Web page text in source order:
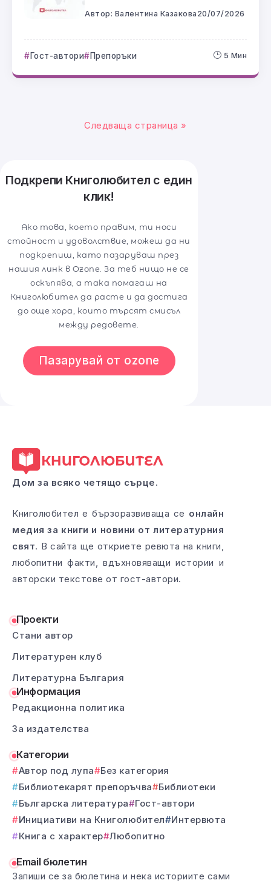
Автор: Валентина Казакова 20/07/2026
Гост-автори Препоръки 5 Мин
Следваща страница »
Подкрепи Книголюбител с един
клик!
Ако това, което правим, ти носи
стойност и удоволствие, можеш да ни
подкрепиш, като пазаруваш през
нашия линк в Ozone. За теб нищо не се
оскъпява, а така помагаш на
Книголюбител да расте и да достига
до още хора, които търсят смисъл
между редовете.
Пазарувай от ozone
Дом за всяко четящо сърце.
Книголюбител е бързоразвиваща се онлайн
медия за книги и новини от литературния
свят. В сайта ще откриете ревюта на книги,
любопитни факти, вдъхновяващи истории и
авторски текстове от гост-автори.
Проекти
Стани автор
Литературен клуб
Литературна България
Информация
Редакционна политика
За издателства
Категории
Автор под лупа
Без категория
Библиотекарят препоръчва
Библиотеки
Българска литература
Гост-автори
Инициативи на Книголюбител
Интервюта
Книга с характер Любопитно
Email бюлетин
Запиши се за бюлетина и нека историите сами